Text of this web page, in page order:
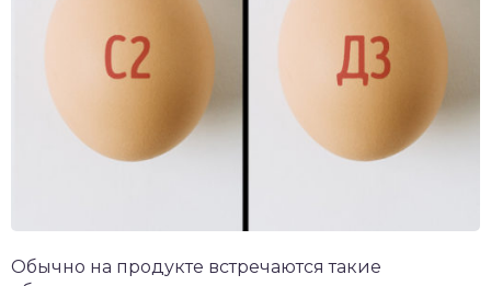
Обычно на продукте встречаются такие